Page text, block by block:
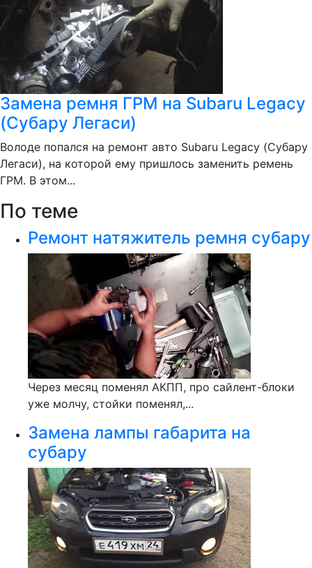
Замена ремня ГРМ на Subaru Legacy
(Субару Легаси)
Володе попался на ремонт авто Subaru Legacy (Субару
Легаси), на которой ему пришлось заменить ремень
ГРМ. В этом...
По теме
Ремонт натяжитель ремня субару
Через месяц поменял АКПП, про сайлент-блоки
уже молчу, стойки поменял,...
Замена лампы габарита на
субару